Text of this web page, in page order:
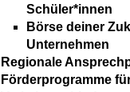
Schüler*innen
Börse deiner
Unternehmen
Regionale
Förderprogramme